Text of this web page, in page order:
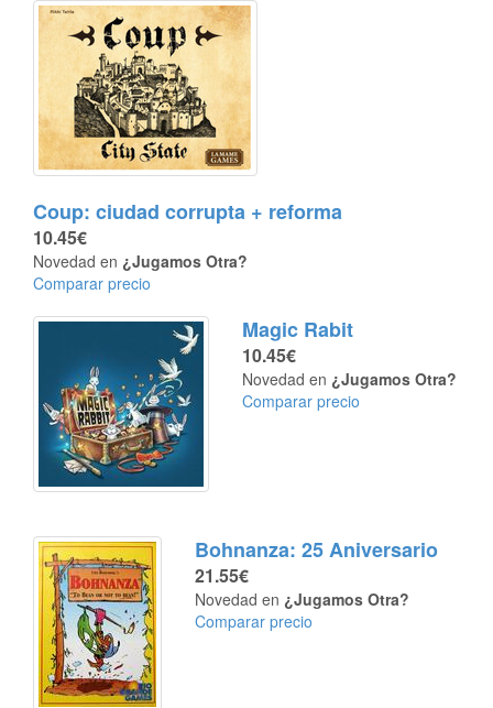
Coup: ciudad corrupta + reforma
10.45€
Novedad en ¿Jugamos Otra?
Comparar precio
Magic Rabit
10.45€
Novedad en ¿Jugamos Otra?
Comparar precio
Bohnanza: 25 Aniversario
21.55€
Novedad en ¿Jugamos Otra?
Comparar precio